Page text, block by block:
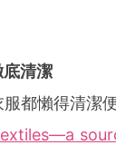
底清潔
都懶得清潔